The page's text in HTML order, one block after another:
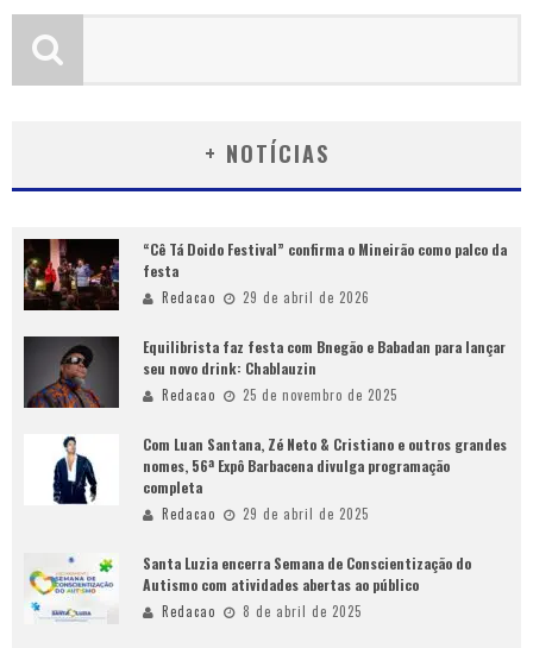
+ NOTÍCIAS
“Cê Tá Doido Festival” confirma o Mineirão como palco da
festa
Redacao 29 de abril de 2026
Equilibrista faz festa com Bnegão e Babadan para lançar
seu novo drink: Chablauzin
Redacao 25 de novembro de 2025
Com Luan Santana, Zé Neto & Cristiano e outros grandes
nomes, 56ª Expô Barbacena divulga programação
completa
Redacao 29 de abril de 2025
Santa Luzia encerra Semana de Conscientização do
Autismo com atividades abertas ao público
Redacao 8 de abril de 2025